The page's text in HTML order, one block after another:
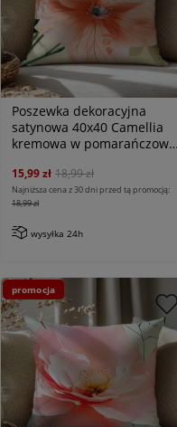
Poszewka dekoracyjna
satynowa 40x40 Camellia
kremowa w pomarańczowe
15,99 zł 18,99 zł
Najniższa cena z 30 dni przed tą promocją:
18,99 zł
wysyłka 24h
promocja